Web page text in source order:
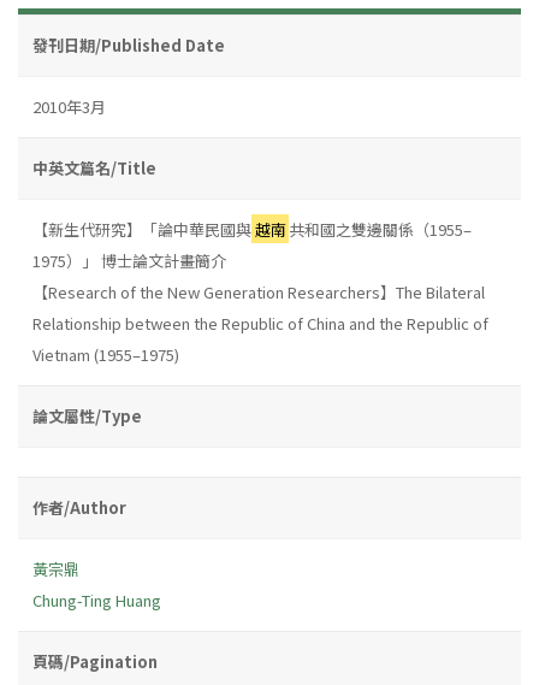
發刊日期/Published Date
2010年3月
中英文篇名/Title
【新生代研究】「論中華民國與越南共和國之雙邊關係（1955–
1975）」 博士論文計畫簡介
【Research of the New Generation Researchers】The Bilateral
Relationship between the Republic of China and the Republic of
Vietnam (1955–1975)
論文屬性/Type
作者/Author
黃宗鼎
Chung-Ting Huang
頁碼/Pagination